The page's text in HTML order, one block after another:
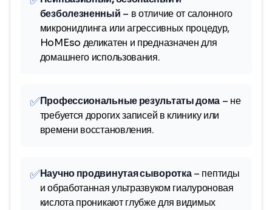
безболезненный – в отличие от салонного
микронидлинга или агрессивных процедур,
HoMEso деликатен и предназначен для
домашнего использования.
✅Профессиональные результаты дома – не
требуется дорогих записей в клинику или
времени восстановления.
✅Научно продвинутая сыворотка– пептиды
и обработанная ультразвуком гиалуроновая
кислота проникают глубже для видимых